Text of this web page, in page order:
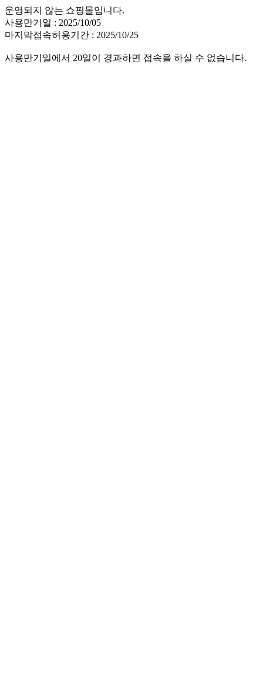
운영되지 않는 쇼핑몰입니다.
사용만기일 : 2025/10/05
마지막접속허용기간 : 2025/10/25
사용만기일에서 20일이 경과하면 접속을 하실 수 없습니다.